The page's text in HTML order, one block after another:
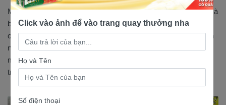
Một trong những cửa hàng bán xe 50 phân khối đáng tin cậy mà
bạn nên tham khảo qua chính là đại lý Nam Tiến, nơi hội tụ đủ
các yếu tố về chất lượng xe – tư vấn tận tâm – dịch vụ chuyên
nghiệp và showroom hiện đại, giúp khách hàng có thể sở hữu
một phiên bản xe 50cc chính hãng với mức giá tốt trên thị
trường....
Click vào ảnh để vào trang quay thưởng nha
Họ và Tên
Số điện thoại